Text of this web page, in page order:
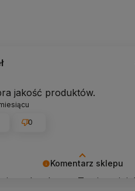
Komentarz sklepu
bardzo za Twoją opinię!
jakość produktów.
0